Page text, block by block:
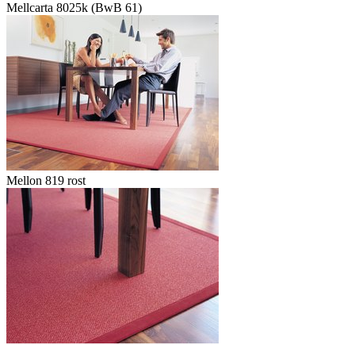
Mellcarta 8025k (BwB 61)
Mellon 819 rost